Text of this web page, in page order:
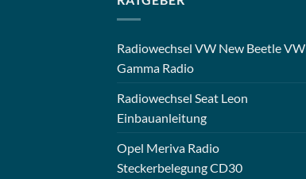
Radiowechsel VW New Beetle VW
Gamma Radio
Radiowechsel Seat Leon
Einbauanleitung
Opel Meriva Radio
Steckerbelegung CD30